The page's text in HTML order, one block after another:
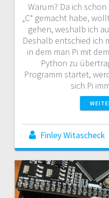
Warum? Da ich
„C“ gemacht habe,
gehen, weshalb ich
Deshalb entschied ich
in dem man Pi mit
Python zu
Programm startet,
sich Pi
Finley Witascheck